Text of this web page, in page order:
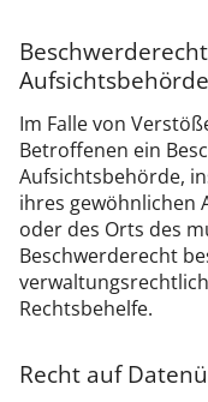
Aufsichts­behörde
Im Falle von
Betroffenen ein
Aufsichtsbehörde,
ihres gewöhnlichen
oder des Orts des
Beschwerderecht
Rechtsbehelfe.
Recht auf